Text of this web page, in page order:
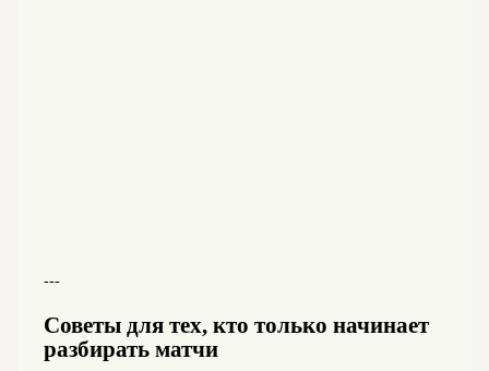
---
Советы для тех, кто только начинает
разбирать матчи